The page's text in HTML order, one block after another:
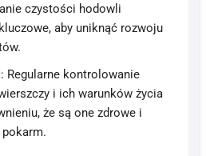
czystości hodowli
aby uniknąć rozwoju
: Regularne kontrolowanie
i ich warunków życia
że są one zdrowe i